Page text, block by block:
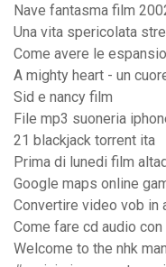
Nave fantasma film
Una vita spericolata
Come avere le
A mighty heart - un
Sid e nancy film
File mp3 suoneria
21 blackjack torrent ita
Prima di lunedi film
Google maps online
Convertire video vob in
Come fare cd audio con
Welcome to the nhk